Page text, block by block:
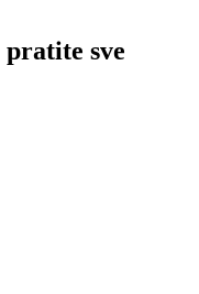
pratite sve